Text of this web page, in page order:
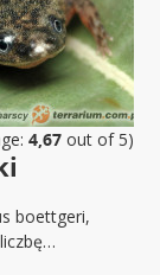
4,67out of 5)
boettgeri,